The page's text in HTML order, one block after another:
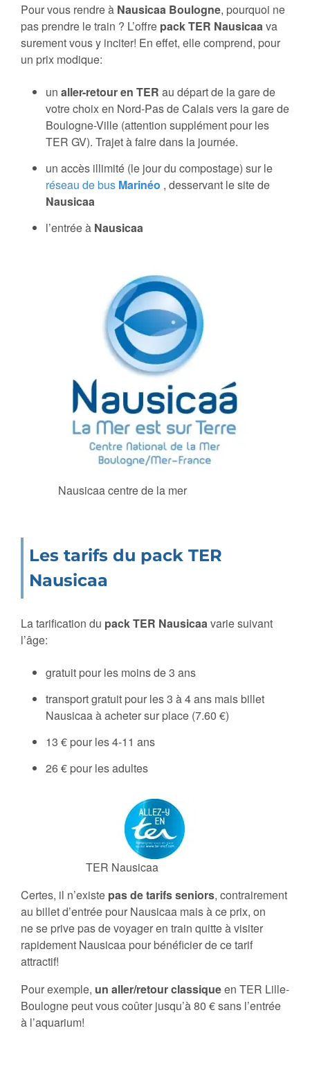
Pour vous rendre à Nausicaa Boulogne, pourquoi ne
pas prendre le train ? L’offre pack TER Nausicaava
surement vous y inciter! En effet, elle comprend, pour
un prix modique:
un aller-retour en TER au départ de la gare de
votre choix en Nord-Pas de Calais vers la gare de
Boulogne-Ville (attention supplément pour les
TER GV). Trajet à faire dans la journée.
un accès illimité (le jour du compostage) sur le
réseau de bus Marinéo , desservant le site de
Nausicaa
l’entrée à Nausicaa
Nausicaa centre de la mer
Les tarifs du pack TER
Nausicaa
La tarification du pack TER Nausicaavarie suivant
l’âge:
gratuit pour les moins de 3 ans
transport gratuit pour les 3 à 4 ans mais billet
Nausicaa à acheter sur place (7.60 €)
13 € pour les 4-11 ans
26 € pour les adultes
TER Nausicaa
Certes, il n’existe pas de tarifs seniors, contrairement
au billet d’entrée pour Nausicaa mais à ce prix, on
ne se prive pas de voyager en train quitte à visiter
rapidement Nausicaa pour bénéficier de ce tarif
attractif!
Pour exemple, un aller/retour classiqueen TER Lille-
Boulogne peut vous coûter jusqu’à 80 € sans l’entrée
à l’aquarium!